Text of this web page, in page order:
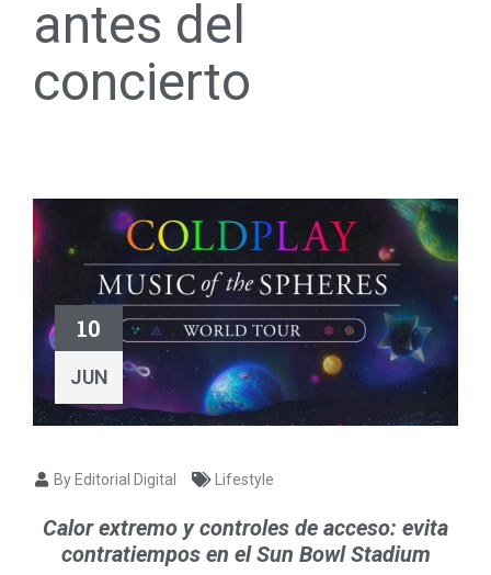
antes del
concierto
10
JUN
By Editorial Digital Lifestyle
Calor extremo y controles de acceso: evita
contratiempos en el Sun Bowl Stadium